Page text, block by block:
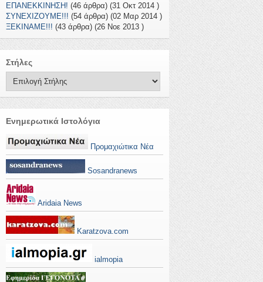
ΕΠΑΝΕΚΚΙΝΗΣΗ! (46 άρθρα) (31 Οκτ 2014 )
ΣΥΝΕΧΙΖΟΥΜΕ!!! (54 άρθρα) (02 Μαρ 2014 )
ΞΕΚΙΝΑΜΕ!!! (43 άρθρα) (26 Νοε 2013 )
Στήλες
Ενημερωτικά Ιστολόγια
Προμαχιώτικα Νέα
Sosandranews
Aridaia News
Karatzova.com
ialmopia